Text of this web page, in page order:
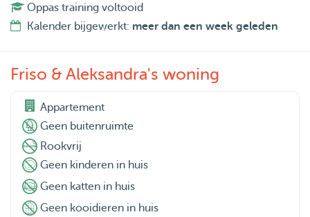
Oppas training voltooid
Kalender bijgewerkt: meer dan een week geleden
Friso & Aleksandra's woning
Appartement
Geen buitenruimte
Rookvrij
Geen kinderen in huis
Geen katten in huis
Geen kooidieren in huis